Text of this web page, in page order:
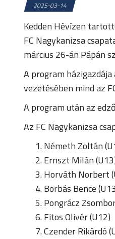
2025-03-14
Kedden Hévízen
FC Nagykanizsa
március 26-án Pápán
A program
vezetésében mind az
A program után az
Az FC Nagykanizsa
Németh Zoltán
Ernszt Milán
Horváth Norbert
Borbás Bence
Pongrácz
Fitos Olivér (U12)
Czender Rikárdó